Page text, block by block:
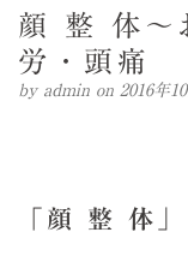
顔 整 体～
労・頭痛
by admin on 2016年
「顔 整 体」